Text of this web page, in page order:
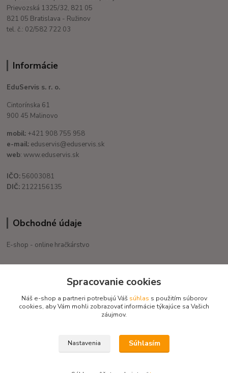
Prievozská 1325/32, 821 05
821 05 Bratislava - Ružinov
tel. č.: 02/582 722 03
Informácie
EduServis s. r. o.
Cintorínska 61
900 45 Malinovo
mobil: +421 908 755 958
e-mail: eduservis@eduservis.sk
web: www.eduservis.sk
IČO: 56003081
DIČ: 2122156135
Obchodné údaje
E-shop - online hračkárstvo
Po. - Pia. od 9:00 hod. - 16:00 hod.
eduservis@eduservis.sk
Copyright © 2020 EduServis - Všetky práva vyhradené / Design EduServis
Spracovanie cookies
Náš e-shop a partneri potrebujú Váš súhlas s použitím súborov
cookies, aby Vám mohli zobrazovať informácie týkajúce sa Vašich
záujmov.
Nastavenia Súhlasím